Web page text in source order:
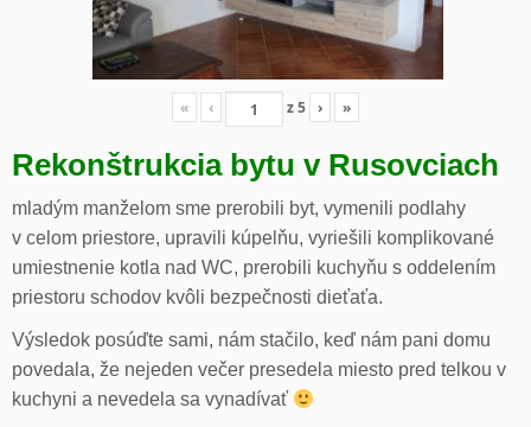
« ‹ z5 › »
Rekonštrukcia bytu v Rusovciach
mladým manželom sme prerobili byt, vymenili podlahy
v celom priestore, upravili kúpelňu, vyriešili komplikované
umiestnenie kotla nad WC, prerobili kuchyňu s oddelením
priestoru schodov kvôli bezpečnosti dieťaťa.
Výsledok posúďte sami, nám stačilo, keď nám pani domu
povedala, že nejeden večer presedela miesto pred telkou v
kuchyni a nevedela sa vynadívať